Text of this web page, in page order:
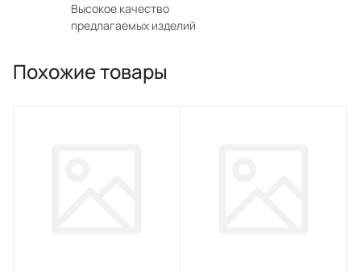
Высокое качество
предлагаемых изделий
Похожие товары